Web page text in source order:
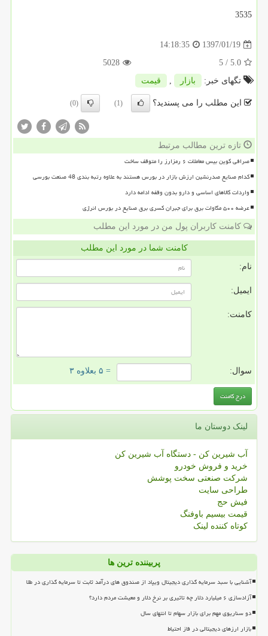
3535
1397/01/19
14:18:35
5.0
/ 5
5028
تگهای خبر:
بازار , قیمت
این مطلب را می پسندید؟ (1)
(0)
تازه ترین مطالب مرتبط
صرافی کوین بیس معاملات ۶ رمزارز را متوقف ساخت
کدام صنایع صدرنشین ارزش بازار در بورس هستند به علاوه رتبه بندی 48 صنعت بورسی
واردات کالاهای اساسی و دارو بدون وقفه ادامه دارد
عرضه ۵۰۰ مگاوات برق برای جبران کسری برق صنایع در بورس انرژی
کامنت کاربران پول من در مورد این مطلب
کامنت شما در مورد این مطلب
نام:
ایمیل:
کامنت:
سوال: = ۵ بعلاوه ۳
لینک دوستان ما
آب شیرین کن - دستگاه آب شیرین کن
خرید و فروش خودرو
شرکت صنعتی سخت پوشش
طراحی سایت
فیش حج
قیمت بیسیم باوفنگ
کوتاه کننده لینک
پربیننده ترین ها
آشنایی با سبد سرمایه گذاری دیجیتال ویپاد از صندوق های درآمد ثابت تا سرمایه گذاری در طلا
آزادسازی ۶ میلیارد دلار چه تاثیری بر نرخ دلار و معیشت مردم دارد؟
دو سناریوی مهم برای بازار سهام تا انتهای سال
بازار ارزهای دیجیتالی در فاز احتیاط